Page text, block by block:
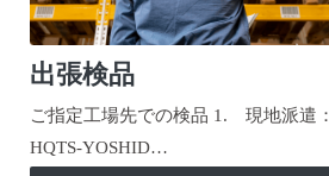
出張検品
ご指定工場先での検品 1. 現地派遣：
HQTS-YOSHID…